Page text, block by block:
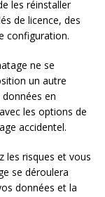
les réinstaller
de licence, des
configuration.
ne se
un autre
en
les options de
accidentel.
les risques et vous
se déroulera
données et la